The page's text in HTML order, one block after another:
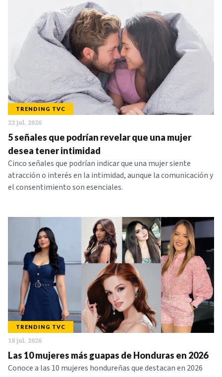
TRENDING TVC
22 jul. 2026
5 señales que podrían revelar que una mujer
desea tener intimidad
Cinco señales que podrían indicar que una mujer siente
atracción o interés en la intimidad, aunque la comunicación y
el consentimiento son esenciales.
TRENDING TVC
18 jul. 2026
Las 10 mujeres más guapas de Honduras en 2026
Conoce a las 10 mujeres hondureñas que destacan en 2026